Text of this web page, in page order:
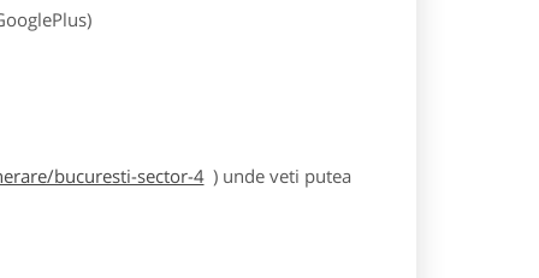
bucuresti-sector-4 ) unde veti putea